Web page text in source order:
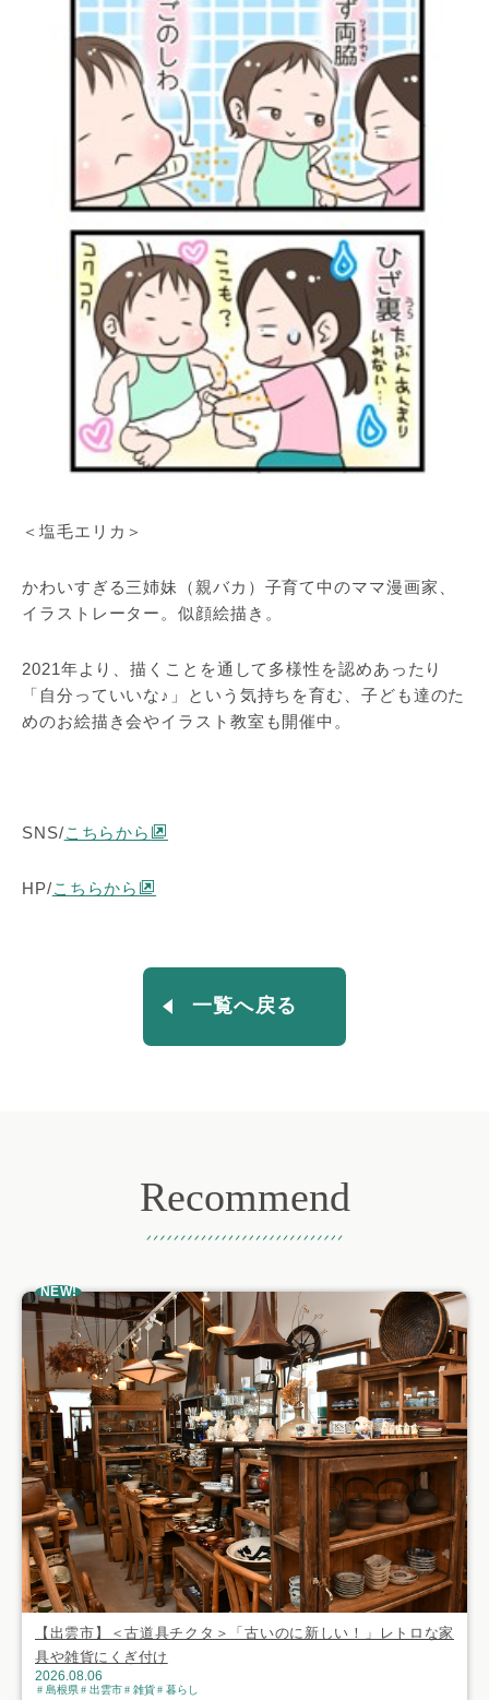
＜塩毛エリカ＞
かわいすぎる三姉妹（親バカ）子育て中のママ漫画家、
イラストレーター。似顔絵描き。
2021年より、描くことを通して多様性を認めあったり
「自分っていいな♪」という気持ちを育む、子ども達のた
めのお絵描き会やイラスト教室も開催中。
SNS/こちらから
HP/こちらから
一覧へ戻る
Recommend
NEW!
【出雲市】＜古道具チクタ＞「古いのに新しい！」レトロな家
具や雑貨にくぎ付け
2026.08.06
島根県 出雲市 雑貨 暮らし